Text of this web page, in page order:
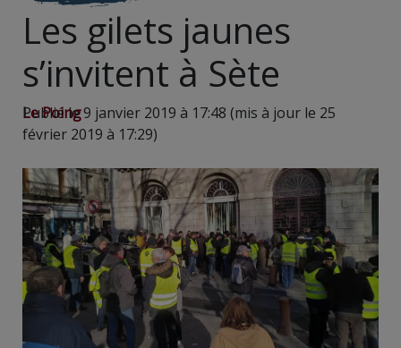
Les gilets jaunes
s’invitent à Sète
Le Poing
Publié le 9 janvier 2019 à 17:48 (mis à jour le 25
février 2019 à 17:29)